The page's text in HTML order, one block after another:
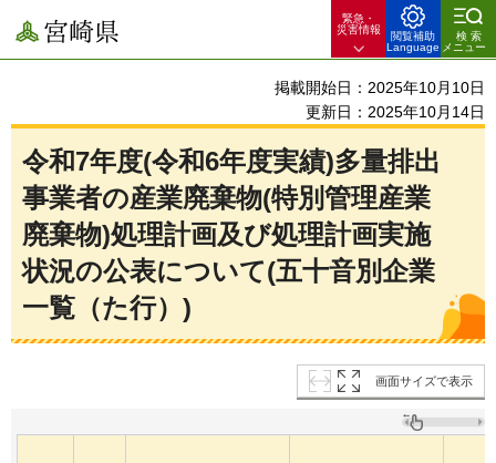
宮崎県
緊急・
災害情報
閲覧補助
Language
検索
メニュー
掲載開始日：2025年10月10日
更新日：2025年10月14日
令和7年度(令和6年度実績)多量排出
事業者の産業廃棄物(特別管理産業
廃棄物)処理計画及び処理計画実施
状況の公表について(五十音別企業
一覧（た行）)
画面サイズで表示